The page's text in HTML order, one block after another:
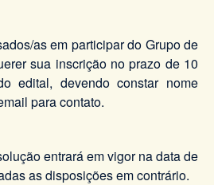
as em participar do Grupo de
sua inscrição no prazo de 10
edital, devendo constar nome
para contato.
entrará em vigor na data de
as disposições em contrário.